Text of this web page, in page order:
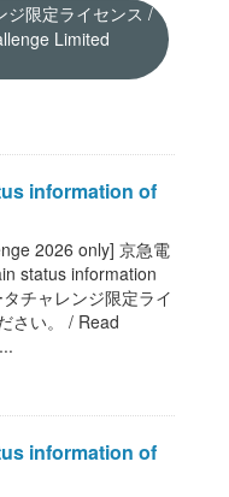
ジ限定ライセンス /
Limited
information of
2026 only] 京急電
status information
チャレンジ限定ライ
さい。 / Read
information of